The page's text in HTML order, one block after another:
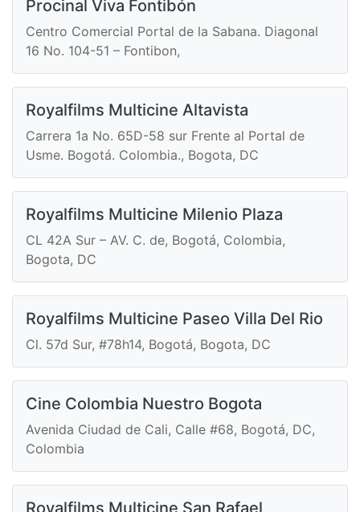
Procinal Viva Fontibón
Centro Comercial Portal de la Sabana. Diagonal
16 No. 104-51 – Fontibon,
Royalfilms Multicine Altavista
Carrera 1a No. 65D-58 sur Frente al Portal de
Usme. Bogotá. Colombia., Bogota, DC
Royalfilms Multicine Milenio Plaza
CL 42A Sur – AV. C. de, Bogotá, Colombia,
Bogota, DC
Royalfilms Multicine Paseo Villa Del Rio
Cl. 57d Sur, #78h14, Bogotá, Bogota, DC
Cine Colombia Nuestro Bogota
Avenida Ciudad de Cali, Calle #68, Bogotá, DC,
Colombia
Royalfilms Multicine San Rafael